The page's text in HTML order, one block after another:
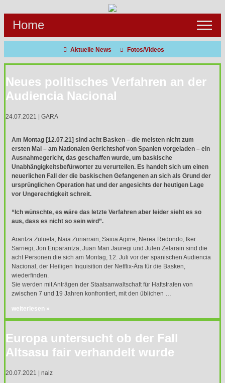
Home
Home
Menschenrechte
Termine
Archiv/Suche
Hintergrund
Glossar
 Aktuelle News  Fotos/Videos
Neues politisches Verfahren an der
Audiencia Nacional
24.07.2021 | GARA
Am Montag [12.07.21] sind acht Basken – die meisten nicht zum
ersten Mal – am Nationalen Gerichtshof von Spanien vorgeladen – ein
Ausnahmegericht, das geschaffen wurde, um baskische
Unabhängigkeitsbefürworter zu verurteilen. Es handelt sich um einen
neuerlichen Fall der die baskischen Gefangenen an sich als Grund der
ursprünglichen Operation hat und der angesichts der heutigen Lage
vor Ungerechtigkeit schreit.
“Ich wünschte, es wäre das letzte Verfahren aber leider sieht es so
aus, dass es nicht so sein wird”.
Arantza Zulueta, Naia Zuriarrain, Saioa Agirre, Nerea Redondo, Iker
Sarriegi, Jon Enparantza, Juan Mari Jauregi und Julen Zelarain sind die
acht Personen die sich am Montag, 12. Juli vor der spanischen Audiencia
Nacional, der Heiligen Inquisition der Netflix-Ära für die Basken,
wiederfinden.
Sie werden mit Anträgen der Staatsanwaltschaft für Haftstrafen von
zwischen 7 und 19 Jahren konfrontiert, mit den üblichen …
weiterlesen »
Europa untersucht ob der Fall
Altsasu fair verhandelt wurde
20.07.2021 | naiz